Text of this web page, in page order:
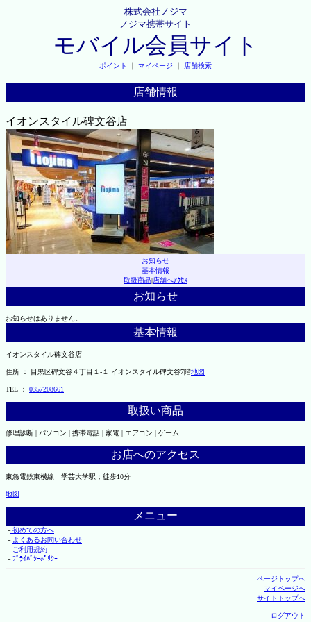
株式会社ノジマ
ノジマ携帯サイト
モバイル会員サイト
ポイント ｜ マイページ ｜ 店舗検索
店舗情報
イオンスタイル碑文谷店
お知らせ
基本情報
取扱商品|店舗へｱｸｾｽ
お知らせ
お知らせはありません。
基本情報
イオンスタイル碑文谷店
住所 ： 目黒区碑文谷４丁目１-１ イオンスタイル碑文谷7階地図
TEL ： 0357208661
取扱い商品
修理診断 | パソコン | 携帯電話 | 家電 | エアコン | ゲーム
お店へのアクセス
東急電鉄東横線 学芸大学駅；徒歩10分
地図
メニュー
├初めての方へ
├ よくあるお問い合わせ
├ご利用規約
└ﾌﾟﾗｲﾊﾞｼｰﾎﾟﾘｼｰ
ページトップへ
マイページへ
サイトトップへ
ログアウト